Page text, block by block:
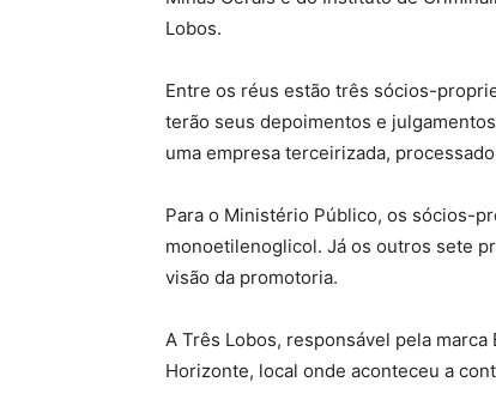
Lobos.
Entre os réus estão três sócios-
terão seus depoimentos e
uma empresa terceirizada,
Para o Ministério Público, os sócios-
monoetilenoglicol. Já os outros sete
visão da promotoria.
A Três Lobos, responsável pela
Horizonte, local onde aconteceu a